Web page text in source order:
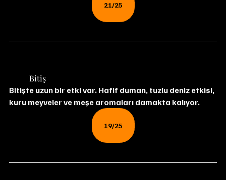
21/25
	Bitiş
Bitişte uzun bir etki var. Hafif duman, tuzlu deniz etkisi,
kuru meyveler ve meşe aromaları damakta kalıyor.
19/25